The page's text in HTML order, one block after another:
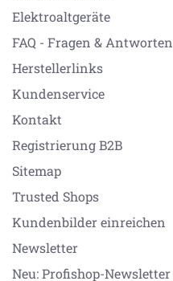
Elektroaltgeräte
FAQ - Fragen & Antworten
Herstellerlinks
Kundenservice
Kontakt
Registrierung B2B
Sitemap
Trusted Shops
Kundenbilder einreichen
Newsletter
Neu: Profishop-Newsletter